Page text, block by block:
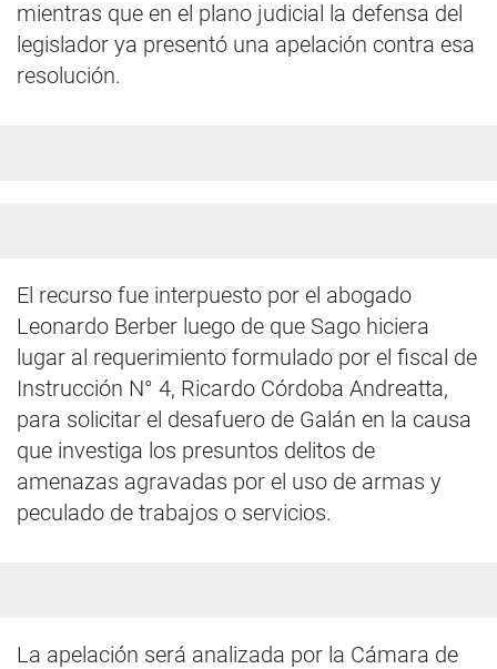
mientras que en el plano judicial la defensa del
legislador ya presentó una apelación contra esa
resolución.
El recurso fue interpuesto por el abogado
Leonardo Berber luego de que Sago hiciera
lugar al requerimiento formulado por el fiscal de
Instrucción N° 4, Ricardo Córdoba Andreatta,
para solicitar el desafuero de Galán en la causa
que investiga los presuntos delitos de
amenazas agravadas por el uso de armas y
peculado de trabajos o servicios.
La apelación será analizada por la Cámara de